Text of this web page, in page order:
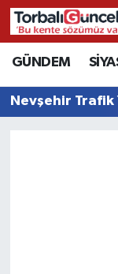
GÜNDEM
Nevşehir Trafik
İzmir
İzmir Hava